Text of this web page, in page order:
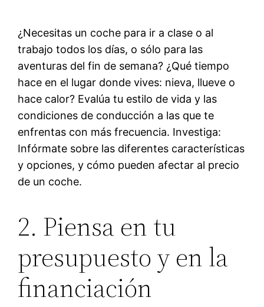
¿Necesitas un coche para ir a clase o al
trabajo todos los días, o sólo para las
aventuras del fin de semana? ¿Qué tiempo
hace en el lugar donde vives: nieva, llueve o
hace calor? Evalúa tu estilo de vida y las
condiciones de conducción a las que te
enfrentas con más frecuencia. Investiga:
Infórmate sobre las diferentes características
y opciones, y cómo pueden afectar al precio
de un coche.
2. Piensa en tu
presupuesto y en la
financiación